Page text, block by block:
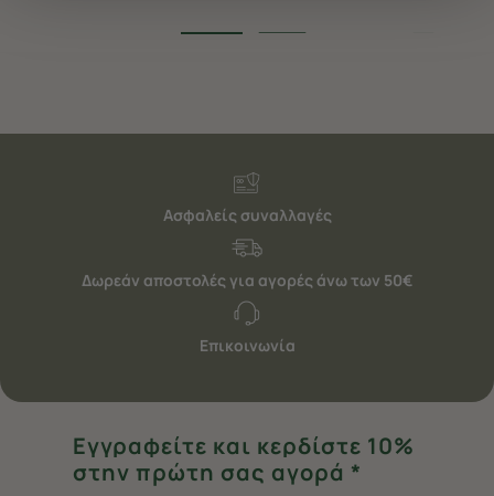
Ασφαλείς συναλλαγές
Δωρεάν αποστολές για αγορές άνω των 50€
Επικοινωνία
Εγγραφείτε και κερδίστε 10%
στην πρώτη σας αγορά *